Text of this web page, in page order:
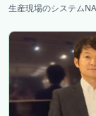
生産現場のシステム